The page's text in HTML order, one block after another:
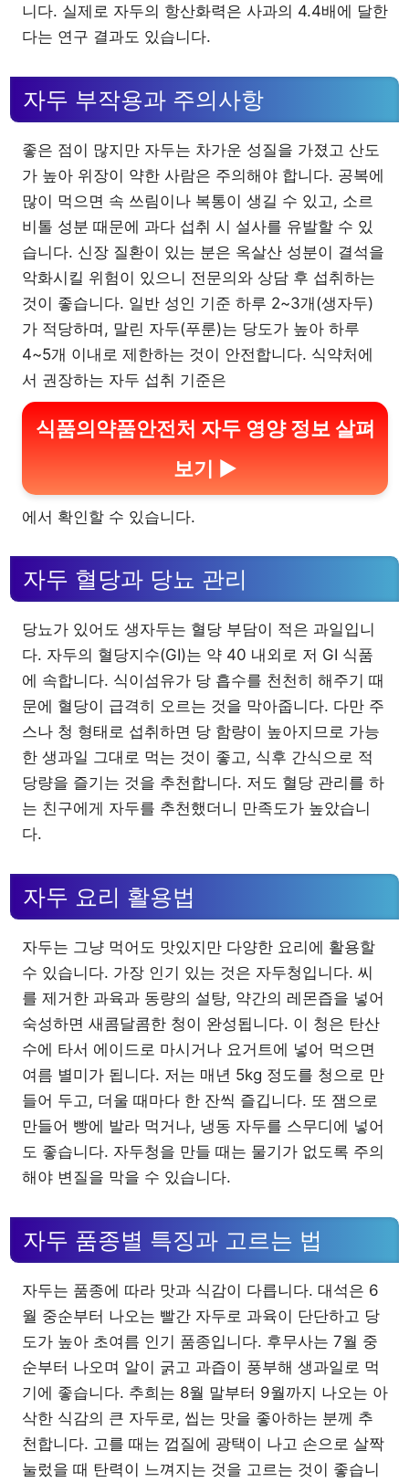
니다. 실제로 자두의 항산화력은 사과의 4.4배에 달한
다는 연구 결과도 있습니다.
자두 부작용과 주의사항
좋은 점이 많지만 자두는 차가운 성질을 가졌고 산도
가 높아 위장이 약한 사람은 주의해야 합니다. 공복에
많이 먹으면 속 쓰림이나 복통이 생길 수 있고, 소르
비톨 성분 때문에 과다 섭취 시 설사를 유발할 수 있
습니다. 신장 질환이 있는 분은 옥살산 성분이 결석을
악화시킬 위험이 있으니 전문의와 상담 후 섭취하는
것이 좋습니다. 일반 성인 기준 하루 2~3개(생자두)
가 적당하며, 말린 자두(푸룬)는 당도가 높아 하루
4~5개 이내로 제한하는 것이 안전합니다. 식약처에
서 권장하는 자두 섭취 기준은
식품의약품안전처 자두 영양 정보 살펴
보기 ▶
에서 확인할 수 있습니다.
자두 혈당과 당뇨 관리
당뇨가 있어도 생자두는 혈당 부담이 적은 과일입니
다. 자두의 혈당지수(GI)는 약 40 내외로 저 GI 식품
에 속합니다. 식이섬유가 당 흡수를 천천히 해주기 때
문에 혈당이 급격히 오르는 것을 막아줍니다. 다만 주
스나 청 형태로 섭취하면 당 함량이 높아지므로 가능
한 생과일 그대로 먹는 것이 좋고, 식후 간식으로 적
당량을 즐기는 것을 추천합니다. 저도 혈당 관리를 하
는 친구에게 자두를 추천했더니 만족도가 높았습니
다.
자두 요리 활용법
자두는 그냥 먹어도 맛있지만 다양한 요리에 활용할
수 있습니다. 가장 인기 있는 것은 자두청입니다. 씨
를 제거한 과육과 동량의 설탕, 약간의 레몬즙을 넣어
숙성하면 새콤달콤한 청이 완성됩니다. 이 청은 탄산
수에 타서 에이드로 마시거나 요거트에 넣어 먹으면
여름 별미가 됩니다. 저는 매년 5kg 정도를 청으로 만
들어 두고, 더울 때마다 한 잔씩 즐깁니다. 또 잼으로
만들어 빵에 발라 먹거나, 냉동 자두를 스무디에 넣어
도 좋습니다. 자두청을 만들 때는 물기가 없도록 주의
해야 변질을 막을 수 있습니다.
자두 품종별 특징과 고르는 법
자두는 품종에 따라 맛과 식감이 다릅니다. 대석은 6
월 중순부터 나오는 빨간 자두로 과육이 단단하고 당
도가 높아 초여름 인기 품종입니다. 후무사는 7월 중
순부터 나오며 알이 굵고 과즙이 풍부해 생과일로 먹
기에 좋습니다. 추희는 8월 말부터 9월까지 나오는 아
삭한 식감의 큰 자두로, 씹는 맛을 좋아하는 분께 추
천합니다. 고를 때는 껍질에 광택이 나고 손으로 살짝
눌렀을 때 탄력이 느껴지는 것을 고르는 것이 좋습니